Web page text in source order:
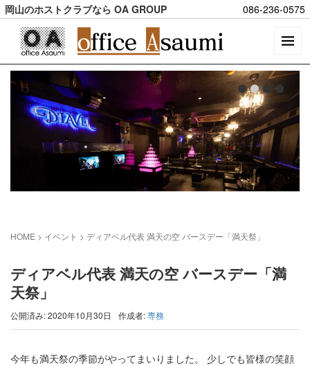
岡山のホストクラブなら OA GROUP 086-236-0575
HOME > イベント > ディアベル代表 満天の空 バースデー「満天祭」
ディアベル代表 満天の空 バースデー「満
天祭」
公開済み: 2020年10月30日 作成者:専務
今年も満天祭の季節がやってまいりました。 少しでも皆様の笑顔